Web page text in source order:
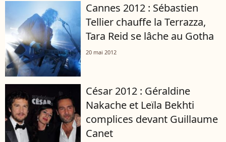
Cannes 2012 : Sébastien
Tellier chauffe la Terrazza,
Tara Reid se lâche au Gotha
20 mai 2012
César 2012 : Géraldine
Nakache et Leïla Bekhti
complices devant Guillaume
Canet